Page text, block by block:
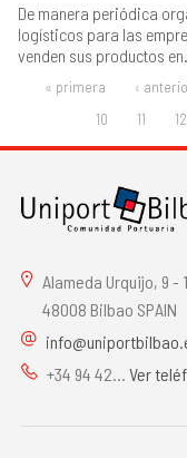
De manera periódica
logísticos para las
venden sus productos en...
ORRIAK
« primera ‹
10
11 12
Alameda Urquijo, 9 -
48008 Bilbao SPAIN
+34 94 42... Ver